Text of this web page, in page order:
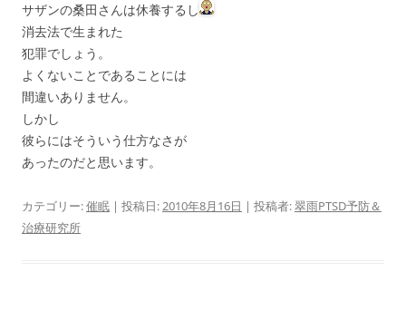
サザンの桑田さんは休養するし
消去法で生まれた
犯罪でしょう。
よくないことであることには
間違いありません。
しかし
彼らにはそういう仕方なさが
あったのだと思います。
カテゴリー:催眠 | 投稿日:2010年8月16日 | 投稿者:翠雨PTSD予防＆
治療研究所